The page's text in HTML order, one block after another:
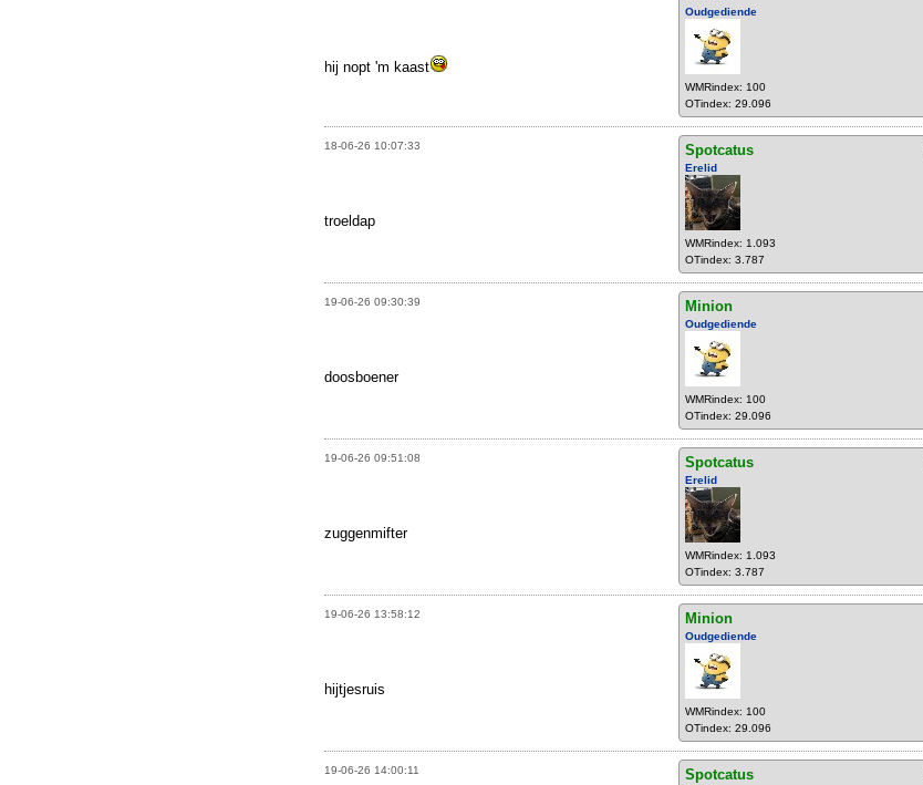
Oudgediende
WMRindex: 100
OTindex: 29.096
hij nopt 'm kaast
18-06-26 10:07:33 Spotcatus
Erelid
WMRindex: 1.093
OTindex: 3.787
troeldap
19-06-26 09:30:39 Minion
Oudgediende
WMRindex: 100
OTindex: 29.096
doosboener
19-06-26 09:51:08 Spotcatus
Erelid
WMRindex: 1.093
OTindex: 3.787
zuggenmifter
19-06-26 13:58:12 Minion
Oudgediende
WMRindex: 100
OTindex: 29.096
hijtjesruis
19-06-26 14:00:11 Spotcatus